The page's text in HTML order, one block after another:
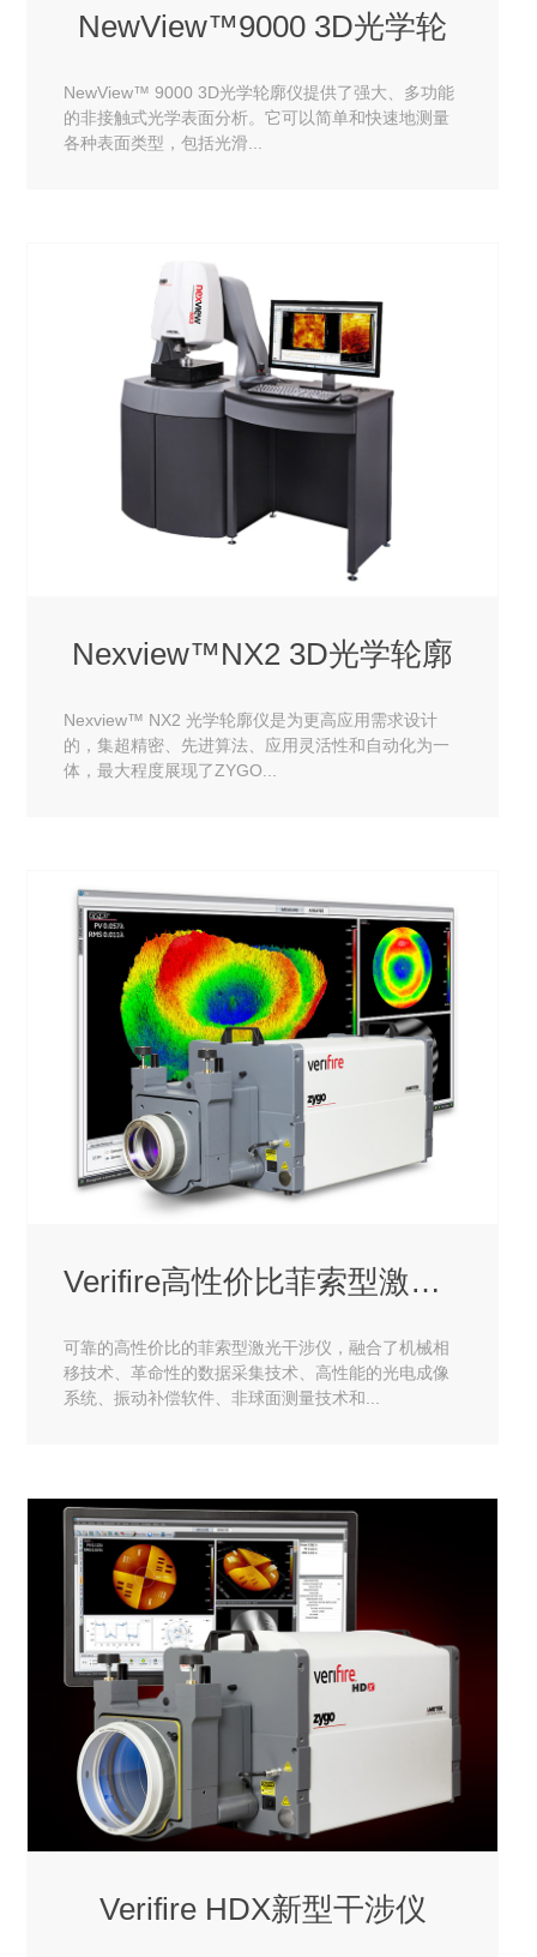
NewView™9000 3D光学轮
NewView™ 9000 3D光学轮廓仪提供了强大、多功能
的非接触式光学表面分析。它可以简单和快速地测量
各种表面类型，包括光滑...
Nexview™NX2 3D光学轮廓
Nexview™ NX2 光学轮廓仪是为更高应用需求设计
的，集超精密、先进算法、应用灵活性和自动化为一
体，最大程度展现了ZYGO...
Verifire高性价比菲索型激光干
可靠的高性价比的菲索型激光干涉仪，融合了机械相
移技术、革命性的数据采集技术、高性能的光电成像
系统、振动补偿软件、非球面测量技术和...
Verifire HDX新型干涉仪